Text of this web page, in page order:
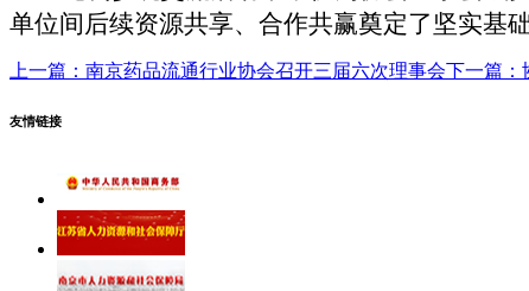
单位间后续资源共享、合作共赢奠定了坚实基
上一篇：南京药品流通行业协会召开三届六次理事会下一篇：
友情链接